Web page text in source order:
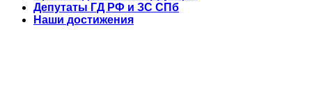
Депутаты ГД РФ и ЗС СПб
Наши достижения